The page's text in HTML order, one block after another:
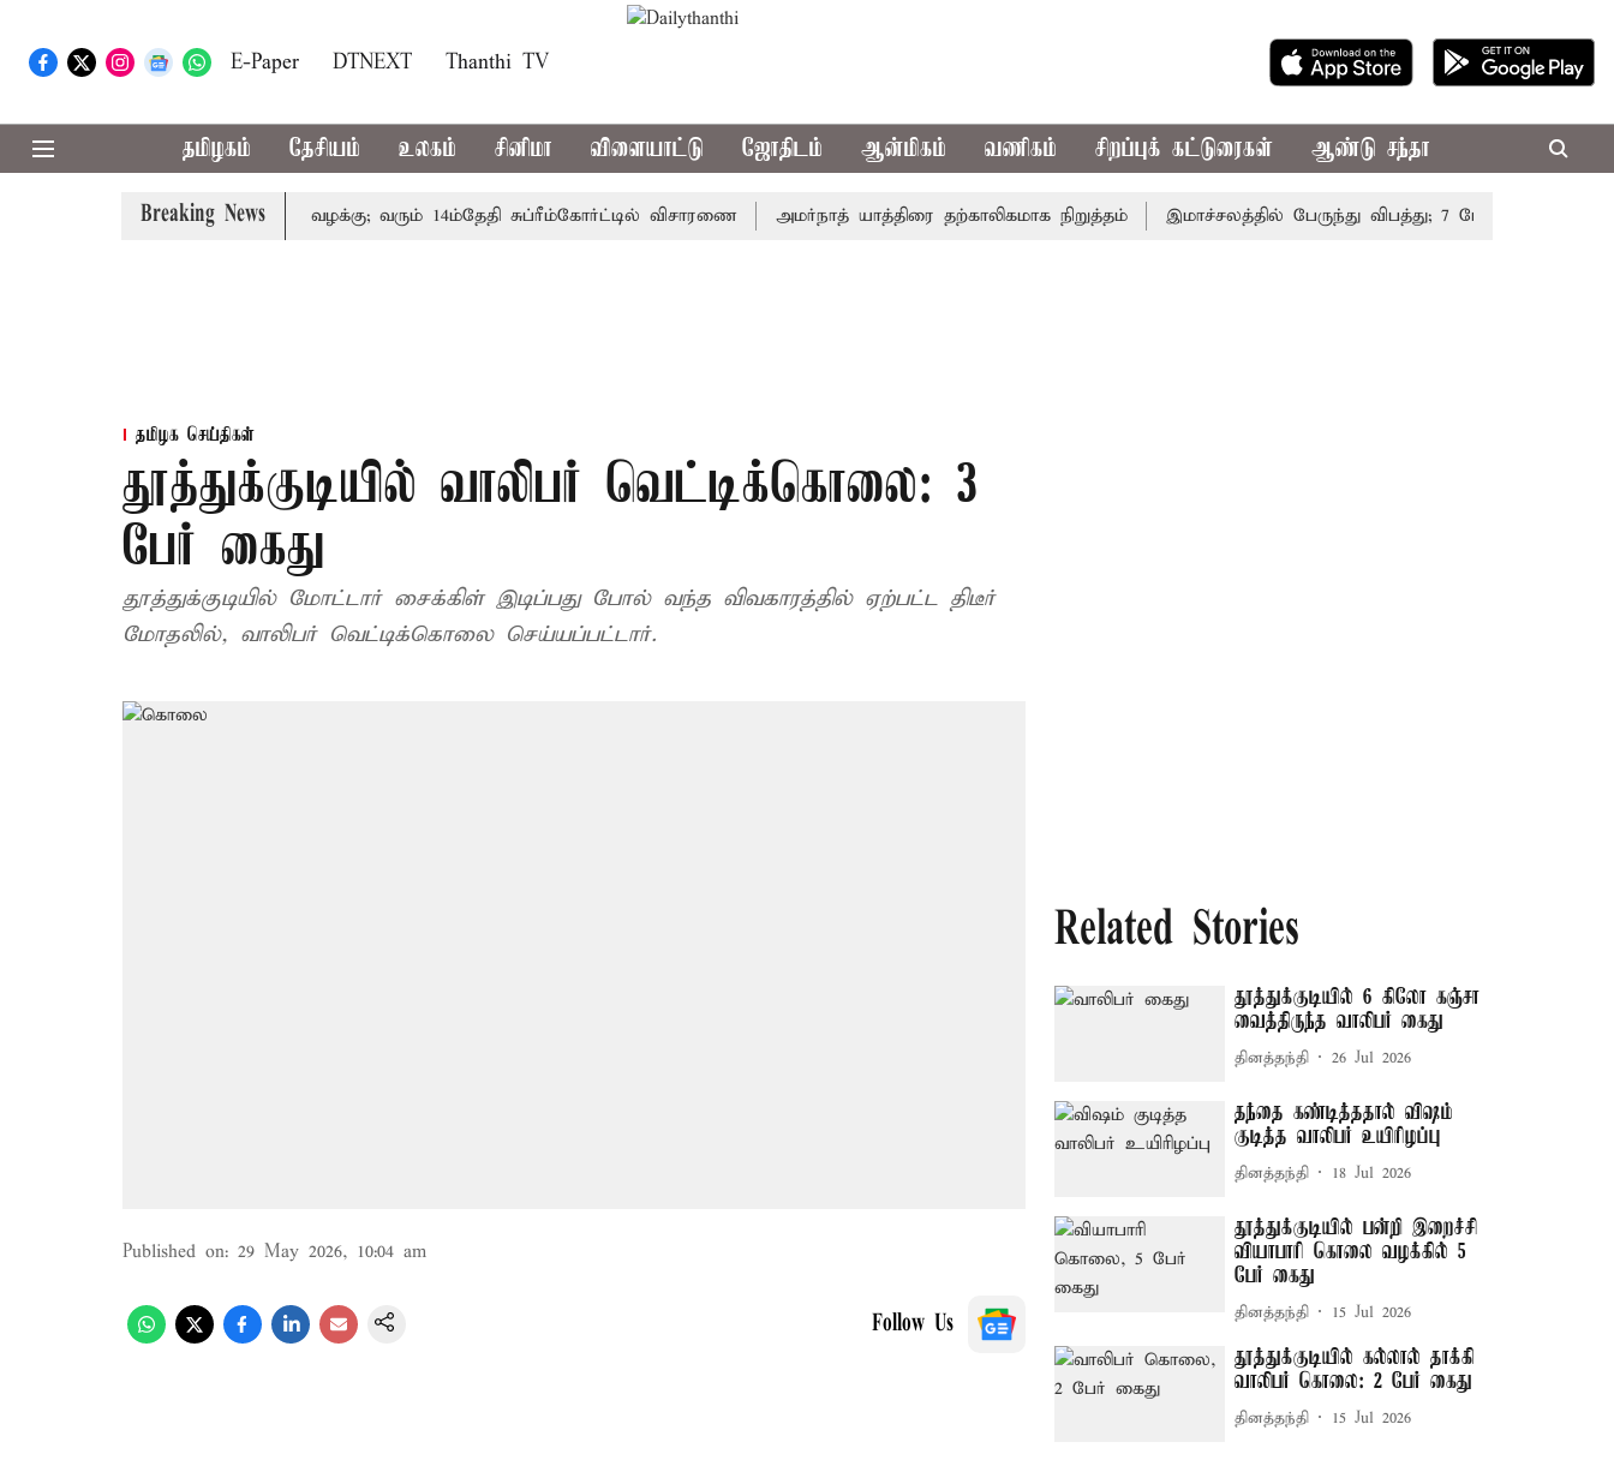
E-Paper DTNEXT Thanthi TV
தமிழகம் தேசியம் உலகம் சினிமா விளையாட்டு ஜோதிடம் ஆன்மிகம் வணிகம் சிறப்புக் கட்டுரைகள் ஆண்டு சந்தா
Breaking News
அரசுப்பணி வழக்கு; வரும் 14ம்தேதி சுப்ரீம்கோர்ட்டில் விசாரணை அமர்நாத் யாத்திரை தற்காலிகமாக நிறுத்தம் இமாச்சலத்தில் பேருந்து விபத்து; 7 பேர் பலி - பிரதமர்
தமிழக செய்திகள்
தூத்துக்குடியில் வாலிபர் வெட்டிக்கொலை: 3
பேர் கைது
தூத்துக்குடியில் மோட்டார் சைக்கிள் இடிப்பது போல் வந்த விவகாரத்தில் ஏற்பட்ட திடீர்
மோதலில், வாலிபர் வெட்டிக்கொலை செய்யப்பட்டார்.
Published on: 29 May 2026, 10:04 am
Follow Us
Related Stories
தூத்துக்குடியில் 6 கிலோ கஞ்சா
வைத்திருந்த வாலிபர் கைது
தினத்தந்தி 26 Jul 2026
தந்தை கண்டித்ததால் விஷம்
குடித்த வாலிபர் உயிரிழப்பு
தினத்தந்தி 18 Jul 2026
தூத்துக்குடியில் பன்றி இறைச்சி
வியாபாரி கொலை வழக்கில் 5
பேர் கைது
தினத்தந்தி 15 Jul 2026
தூத்துக்குடியில் கல்லால் தாக்கி
வாலிபர் கொலை: 2 பேர் கைது
தினத்தந்தி 15 Jul 2026